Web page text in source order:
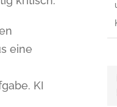
eine
KI